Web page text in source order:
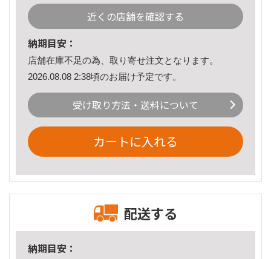
近くの店舗を確認する
納期目安：
店舗在庫不足の為、取り寄せ注文となります。
2026.08.08 2:38頃のお届け予定です。
受け取り方法・送料について
カートに入れる
配送する
納期目安：